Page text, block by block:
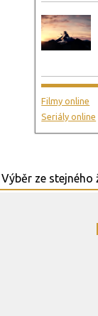
Filmy online
Seriály online